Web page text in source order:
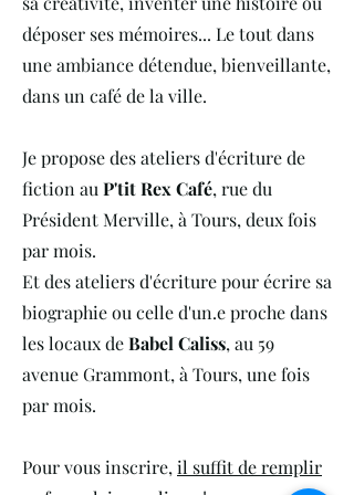
déposer ses mémoires... Le tout dans
une ambiance détendue, bienveillante,
dans un café de la ville.
Je propose des ateliers d'écriture de
fiction au P'tit Rex Café, rue du
Président Merville, à Tours, deux fois
par mois.
Et des ateliers d'écriture pour écrire sa
biographie ou celle d'un.e proche dans
les locaux deBabel Caliss, au 59
avenue Grammont, à Tours, une fois
par mois.
Pour vous inscrire, il suffit de remplir